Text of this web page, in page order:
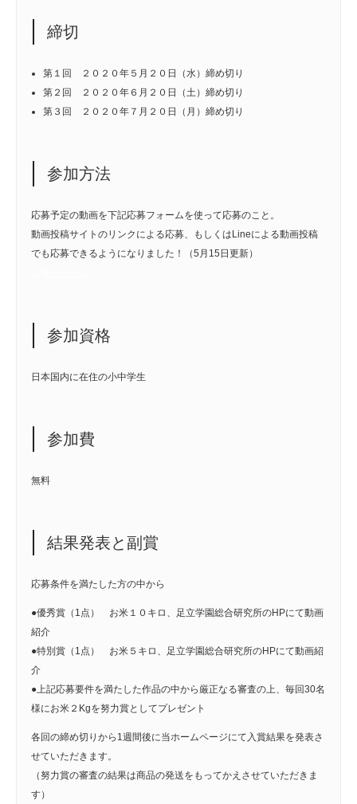
締切
第１回 ２０２０年５月２０日（水）締め切り
第２回 ２０２０年６月２０日（土）締め切り
第３回 ２０２０年７月２０日（月）締め切り
参加方法
応募予定の動画を下記応募フォームを使って応募のこと。
動画投稿サイトのリンクによる応募、もしくはLineによる動画投稿
でも応募できるようになりました！（5月15日更新）
参加資格
日本国内に在住の小中学生
参加費
無料
結果発表と副賞
応募条件を満たした方の中から
●優秀賞（1点） お米１０キロ、足立学園総合研究所のHPにて動画
紹介
●特別賞（1点） お米５キロ、足立学園総合研究所のHPにて動画紹
介
●上記応募要件を満たした作品の中から厳正なる審査の上、毎回30名
様にお米２Kgを努力賞としてプレゼント
各回の締め切りから1週間後に当ホームページにて入賞結果を発表さ
せていただきます。
（努力賞の審査の結果は商品の発送をもってかえさせていただきま
す）